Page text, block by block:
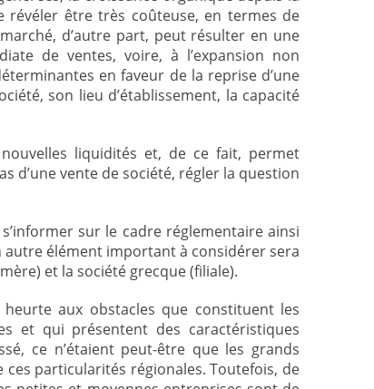
révéler être très coûteuse, en termes de
d’autre part, peut résulter en une
de ventes, voire, à l’expansion non
en faveur de la reprise d’une
son lieu d’établissement, la capacité
liquidités et, de ce fait, permet
d’une vente de société, régler la question
sur le cadre réglementaire ainsi
autre élément important à considérer sera
et la société grecque (filiale).
aux obstacles que constituent les
et qui présentent des caractéristiques
ce n’étaient peut-être que les grands
particularités régionales. Toutefois, de